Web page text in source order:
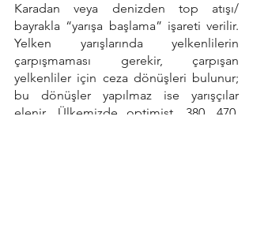
Karadan veya denizden top atışı/
bayrakla “yarışa başlama” işareti verilir.
Yelken yarışlarında yelkenlilerin
çarpışmaması gerekir, çarpışan
yelkenliler için ceza dönüşleri bulunur;
bu dönüşler yapılmaz ise yarışçılar
elenir. Ülkemizde optimist, 380, 470,